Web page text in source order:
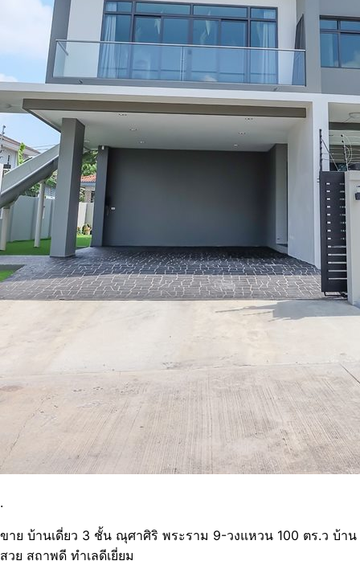
.
ขาย บ้านเดี่ยว 3 ชั้น ณุศาศิริ พระราม 9-วงแหวน 100 ตร.ว บ้าน
สวย สถาพดี ทำเลดีเยี่ยม